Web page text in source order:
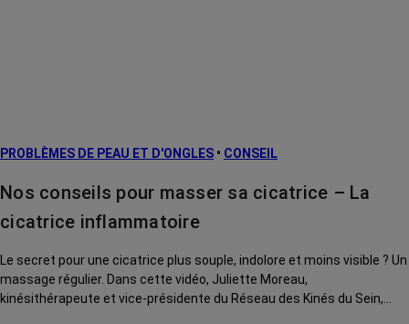
PROBLÈMES DE PEAU ET D'ONGLES • CONSEIL
Nos conseils pour masser sa cicatrice – La
cicatrice inflammatoire
Le secret pour une cicatrice plus souple, indolore et moins visible ? Un
massage régulier. Dans cette vidéo, Juliette Moreau,
kinésithérapeute et vice-présidente du Réseau des Kinés du Sein,